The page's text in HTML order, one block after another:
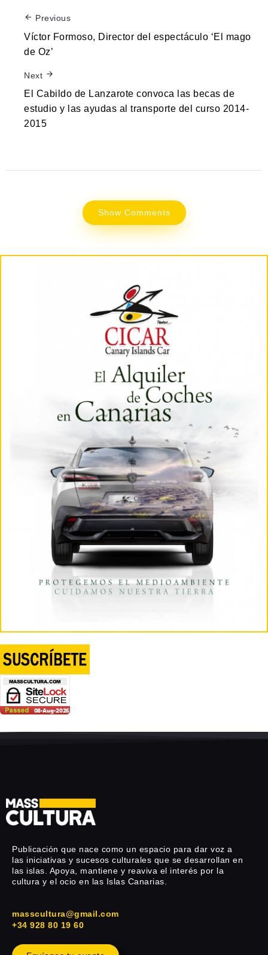
Previous
Víctor Formoso, Director del espectáculo ‘El mago
de Oz’
Next
El Cabildo de Lanzarote convoca las becas de
estudio y las ayudas al transporte del curso 2014-
2015
Show Comments
Publicación que nace como un espacio para dar voz a
las iniciativas y sucesos culturales que se desarrollan en
las islas. Apoya, mantiene y reaviva el interés por la
cultura y el ocio en las Islas Canarias.
masscultura@gmail.com
+34 928 80 19 60